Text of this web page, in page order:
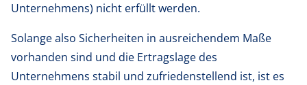
Unternehmens) nicht erfüllt werden.
Solange also Sicherheiten in ausreichendem Maße
vorhanden sind und die Ertragslage des
Unternehmens stabil und zufriedenstellend ist, ist es